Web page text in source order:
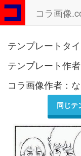
コラ画像
テンプレートタイ
テンプレート作
コラ画像作者：
同じテ